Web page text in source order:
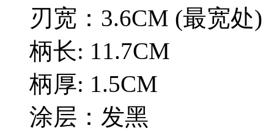
刃宽：3.6CM (最宽处)
柄长: 11.7CM
柄厚: 1.5CM
涂层：发黑